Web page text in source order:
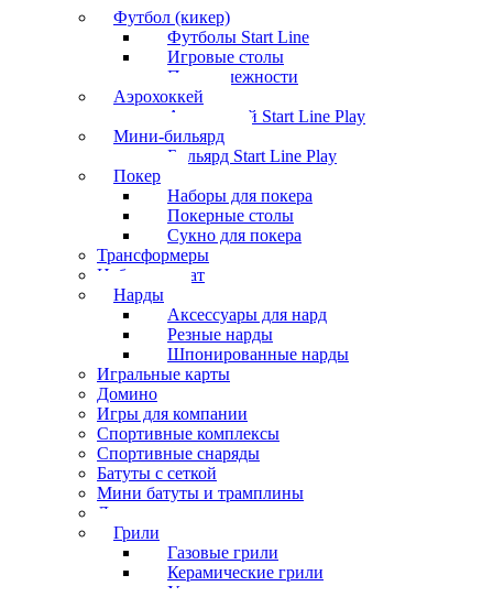
Футбол (кикер)
Футболы Start Line
Игровые столы
Принадлежности
Аэрохоккей
Аэрохоккей Start Line Play
Мини-бильярд
Бильярд Start Line Play
Покер
Наборы для покера
Покерные столы
Сукно для покера
Трансформеры
Набор шахмат
Нарды
Аксессуары для нард
Резные нарды
Шпонированные нарды
Игральные карты
Домино
Игры для компании
Спортивные комплексы
Спортивные снаряды
Батуты с сеткой
Мини батуты и трамплины
Дартс
Грили
Газовые грили
Керамические грили
Угольные грили